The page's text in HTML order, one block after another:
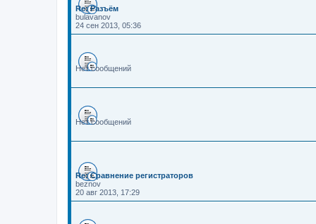
Re: Разъём
bulavanov
24 сен 2013, 05:36
Нет сообщений
Нет сообщений
Re: Сравнение регистраторов
beznov
20 авг 2013, 17:29